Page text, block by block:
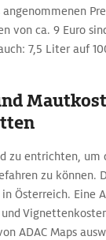
von ca. 9 Euro
7,5 Liter auf
zu entrichten,
zu können.
in Österreich.
ADAC Maps